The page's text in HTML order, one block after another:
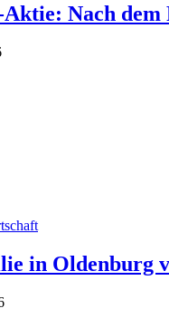
Aktie: Nach
in Oldenburg